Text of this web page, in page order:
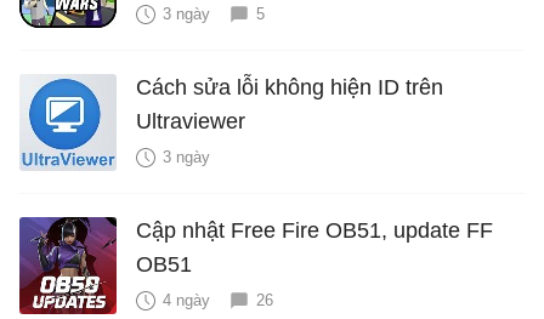
3 ngày 5
Cách sửa lỗi không hiện ID trên
Ultraviewer
3 ngày
Cập nhật Free Fire OB51, update FF
OB51
4 ngày 26